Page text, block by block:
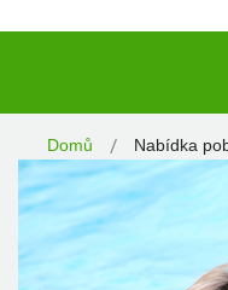
Domů Nabídka